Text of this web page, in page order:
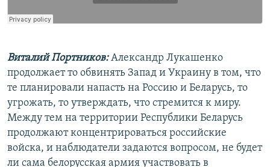
Виталий Портников:Александр Лукашенко
продолжает то обвинять Запад и Украину в том, что
те планировали напасть на Россию и Беларусь, то
угрожать, то утверждать, что стремится к миру.
Между тем на территории Республики Беларусь
продолжают концентрироваться российские
войска, и наблюдатели задаются вопросом, не будет
ли сама белорусская армия участвовать в